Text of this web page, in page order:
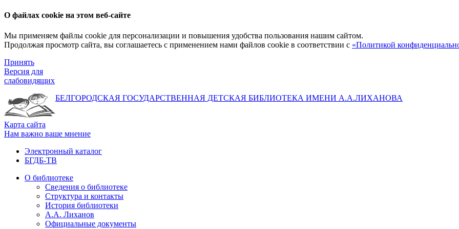
О файлах cookie на этом веб-сайте
Мы применяем файлы cookie для персонализации и повышения удобства пользования нашим сайтом.
Продолжая просмотр сайта, вы соглашаетесь с применением нами файлов cookie в соответствии с «Политикой
Принять
Версия для
слабовидящих
БЕЛГОРОДСКАЯ ГОСУДАРСТВЕННАЯ ДЕТСКАЯ БИБЛИОТЕКА ИМЕНИ А.А.ЛИХАНОВА
Карта сайта
Нам важно ваше мнение
Электронный каталог
БГДБ-ТВ
О библиотеке
Сведения о библиотеке
Структура и контакты
История библиотеки
А.А. Лиханов
Официальные документы